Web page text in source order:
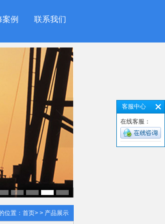
案例 联系我们
位置： 首页> > 产品展示
客服中心
在线客服：